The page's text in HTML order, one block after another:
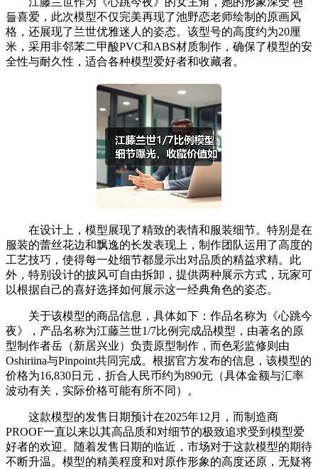
들喜爱，此次模型不仅完美再现了池野恋老师绘制的原画风
格，还展现了兰世优雅迷人的姿态。该型号的高度约为20厘
米，采用非邻苯二甲酸PVC和ABS材质制作，确保了模型的安
全性与耐久性，适合各种模型爱好者和收藏者。
在设计上，模型展现了精致的表情和服装细节。特别是在
服装的蕾丝花边和飘逸的长发表现上，制作团队运用了高度的
工艺技巧，使得每一处细节都显示出对品质的精益求精。此
外，特别设计的披风可自由拆卸，提供两种展示方式，玩家可
以根据自己的喜好选择如何展示这一经典角色的姿态。
关于该模型的商品信息，具体如下：作品名称为《心跳今
夜》，产品名称为江藤兰世1/7比例完成品模型，由著名的原
型制作者岳（新居兴业）负责原型制作，而色彩监修则由
Oshiriina与Pinpoint共同完成。根据官方发布的信息，该模型的
价格为16,830日元，折合人民币约为890元（具体金额与汇率
波动有关，实际价格可能有所不同）。
这款模型的发售日期预计在2025年12月，而制造商
PROOF一直以来以其高品质和对细节的极致追求受到模型爱
好者的欢迎。随着发售日期的临近，市场对于这款模型的期待
不断升温。模型的精美程度和对原作形象的高度还原，无疑将